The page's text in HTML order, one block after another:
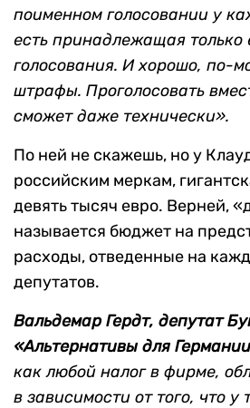
поименном голосовании у
есть принадлежащая только
голосования. И хорошо, по-
штрафы. Проголосовать
сможет даже технически».
По ней не скажешь, но у
российским меркам,
девять тысяч евро. Верней,
называется бюджет на
расходы, отведенные на
депутатов.
Вальдемар Гердт, депутат
«Альтернативы для
как любой налог в фирме,
в зависимости от того, что у